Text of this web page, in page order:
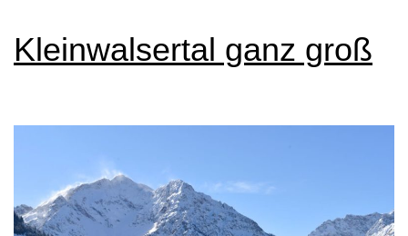
Kleinwalsertal ganz groß